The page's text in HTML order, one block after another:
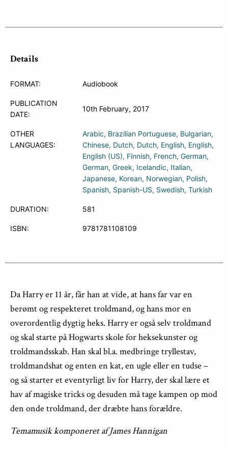
Details
FORMAT: Audiobook
PUBLICATION
DATE:
10th February, 2017
OTHER
LANGUAGES:
Arabic Brazilian Portuguese Bulgarian
Chinese Dutch Dutch English English
English (US) Finnish French German
German Greek Icelandic Italian
Japanese Korean Norwegian Polish
Spanish Spanish-US Swedish Turkish
DURATION: 581
ISBN: 9781781108109
Da Harry er 11 år, får han at vide, at hans far var en
berømt og respekteret troldmand, og hans mor en
overordentlig dygtig heks. Harry er også selv troldmand
og skal starte på Hogwarts skole for heksekunster og
troldmandsskab. Han skal bl.a. medbringe tryllestav,
troldmandshat og enten en kat, en ugle eller en tudse –
og så starter et eventyrligt liv for Harry, der skal lære et
hav af magiske tricks og desuden må tage kampen op mod
den onde troldmand, der dræbte hans forældre.
Temamusik komponeret af James Hannigan